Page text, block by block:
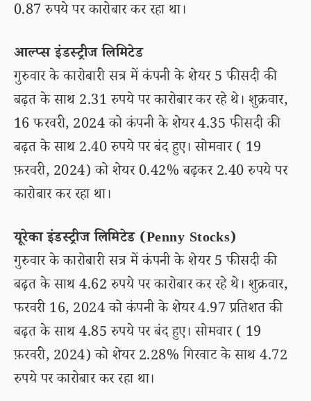
0.87 रुपये पर कारोबार कर रहा था।
आल्प्स इंडस्ट्रीज लिमिटेड
गुरुवार के कारोबारी सत्र में कंपनी के शेयर 5 फीसदी की
बढ़त के साथ 2.31 रुपये पर कारोबार कर रहे थे। शुक्रवार,
16 फरवरी, 2024 को कंपनी के शेयर 4.35 फीसदी की
बढ़त के साथ 2.40 रुपये पर बंद हुए। सोमवार ( 19
फ़रवरी, 2024) को शेयर 0.42% बढ़कर 2.40 रुपये पर
कारोबार कर रहा था।
यूरेका इंडस्ट्रीज लिमिटेड (Penny Stocks)
गुरुवार के कारोबारी सत्र में कंपनी के शेयर 5 फीसदी की
बढ़त के साथ 4.62 रुपये पर कारोबार कर रहे थे। शुक्रवार,
फरवरी 16, 2024 को कंपनी के शेयर 4.97 प्रतिशत की
बढ़त के साथ 4.85 रुपये पर बंद हुए। सोमवार ( 19
फ़रवरी, 2024) को शेयर 2.28% गिरवाट के साथ 4.72
रुपये पर कारोबार कर रहा था।